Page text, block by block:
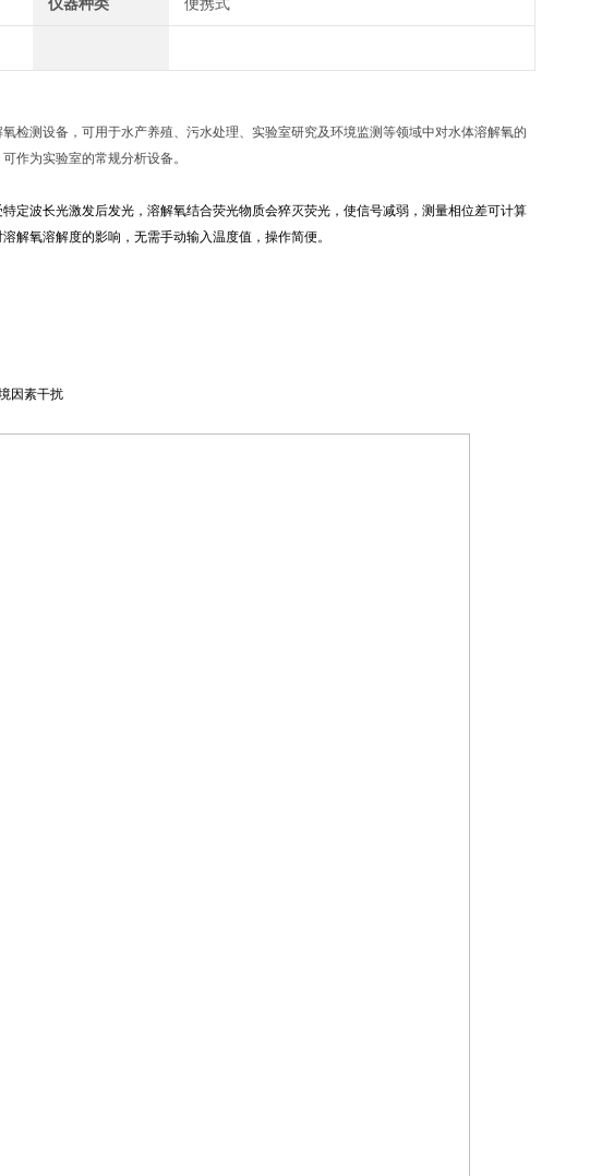
检测设备，可用于水产养殖、污水处理、实验室研究及环境监测等领域中对水体溶解氧的
作为实验室的常规分析设备。
定波长光激发后发光，溶解氧结合荧光物质会猝灭荧光，使信号减弱，测量相位差可计算
解氧溶解度的影响，无需手动输入温度值，操作简便。
因素干扰